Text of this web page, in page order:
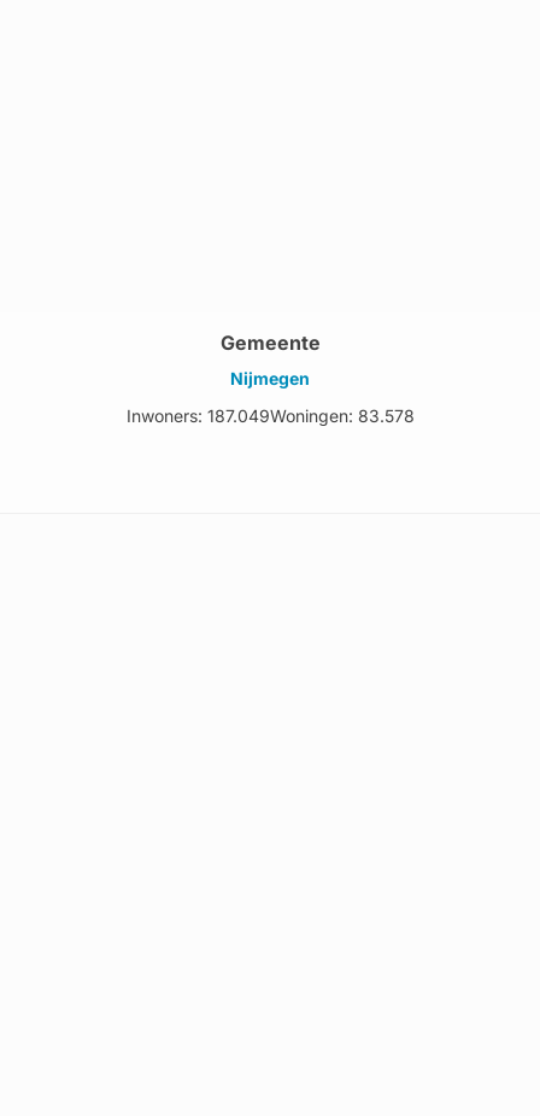
Gemeente
Nijmegen
Inwoners: 187.049Woningen: 83.578